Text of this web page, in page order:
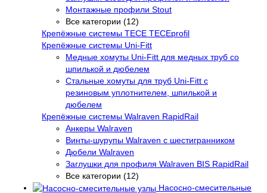
Монтажные профили Stout
Все категории (12)
Крепёжные системы TECE TECEprofil
Крепёжные системы Uni-Fitt
Медные хомуты Uni-Fitt для медных труб со
шпилькой и дюбелем
Стальные хомуты для труб Uni-Fitt с
резиновым уплотнителем, шпилькой и
дюбелем
Крепёжные системы Walraven RapidRail
Анкеры Walraven
Винты-шурупы Walraven с шестигранником
Дюбели Walraven
Заглушки для профиля Walraven BIS RapidRail
Все категории (12)
Насосно-смесительные